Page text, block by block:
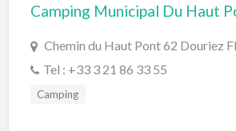
Camping Municipal Du Haut
Chemin du Haut Pont 62 Douriez
Tel : +33 3 21 86 33 55
Camping